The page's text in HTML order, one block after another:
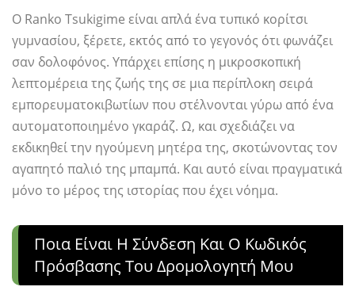
Ο Ranko Tsukigime είναι απλά ένα τυπικό κορίτσι
γυμνασίου, ξέρετε, εκτός από το γεγονός ότι φωνάζει
σαν δολοφόνος. Υπάρχει επίσης η μικροσκοπική
λεπτομέρεια της ζωής της σε μια περίπλοκη σειρά
εμπορευματοκιβωτίων που στέλνονται γύρω από ένα
αυτοματοποιημένο γκαράζ. Ω, και σχεδιάζει να
εκδικηθεί την ηγούμενη μητέρα της, σκοτώνοντας τον
αγαπητό παλιό της μπαμπά. Και αυτό είναι πραγματικά
μόνο το μέρος της ιστορίας που έχει νόημα.
Ποια Είναι Η Σύνδεση Και Ο Κωδικός
Πρόσβασης Του Δρομολογητή Μου